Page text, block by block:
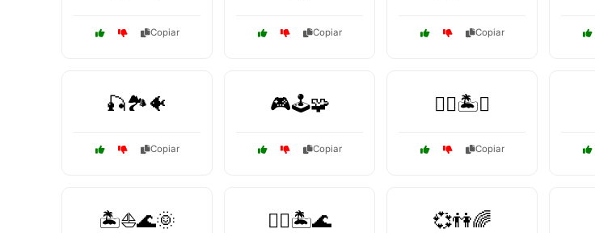
Copiar Copiar Copiar
🎣🏞️🐠
Copiar
🎮🕹️🧩
Copiar
🏄‍♂️🏝️🌞
Copiar
🏝️⛵🌊🌞 🏴‍☠️🏝️🌊 💞👫🌈